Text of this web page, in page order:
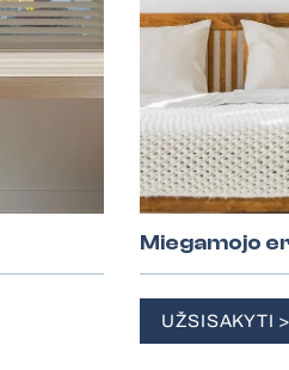
Miegamojo
UŽSISAKYTI >